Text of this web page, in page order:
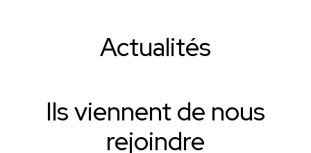
Actualités
Ils viennent de nous
rejoindre